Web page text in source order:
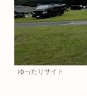
ゆったりサイト